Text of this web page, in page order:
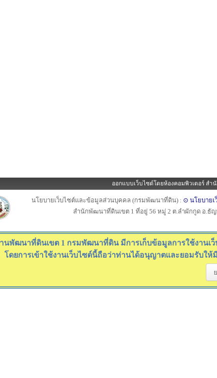
ออกแบบเว็บไซต์โดยห้องคอมพิวเตอร์ ส
นโยบายเว็บไซต์และข้อมูลส่วนบุคคล (กรมพัฒนาที่ดิน) : ⊙ นโยบายเ
สำนักพัฒนาที่ดินเขต 1 ที่อยู่ 56 หมู่ 2 ต.ลำผักกูด อ.ธั
นพัฒนาที่ดินเขต 1 กรมพัฒนาที่ดิน มีการเก็บข้อมูลการใช้งานเ
โดยการเข้าใช้งานเว็บไซต์นี้ถือว่าท่านได้อนุญาตและยอมรับ